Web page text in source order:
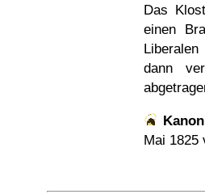
Das
einen
dann
Mai 1825